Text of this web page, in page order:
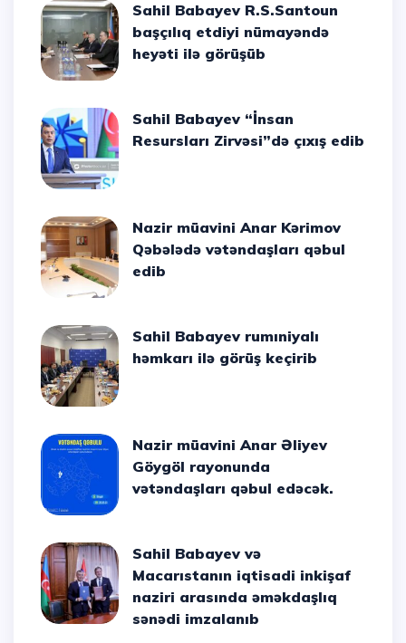
Sahil Babayev R.S.Santoun
başçılıq etdiyi nümayəndə
heyəti ilə görüşüb
Sahil Babayev “İnsan
Resursları Zirvəsi”də çıxış edib
Nazir müavini Anar Kərimov
Qəbələdə vətəndaşları qəbul
edib
Sahil Babayev rumıniyalı
həmkarı ilə görüş keçirib
Nazir müavini Anar Əliyev
Göygöl rayonunda
vətəndaşları qəbul edəcək.
Sahil Babayev və
Macarıstanın iqtisadi inkişaf
naziri arasında əməkdaşlıq
sənədi imzalanıb